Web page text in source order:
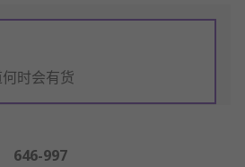
时会有货
646-997